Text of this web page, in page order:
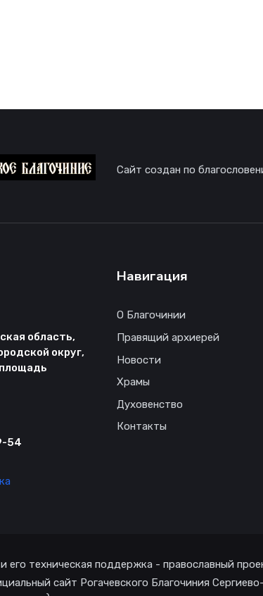
Сайт создан по
область,
округ,
54
Навигация
О Благочинии
Правящий архиерей
Новости
Храмы
Духовенство
Контакты
его техническая поддержка - православный
сайт Рогачевского Благочиния